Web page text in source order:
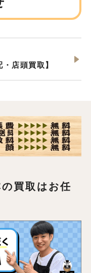
店頭買取】
買取はお任